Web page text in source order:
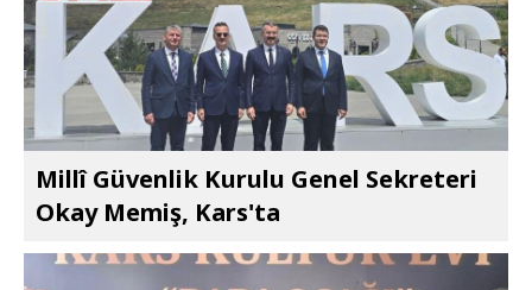
Millî Güvenlik Kurulu Genel Sekreteri
Okay Memiş, Kars'ta